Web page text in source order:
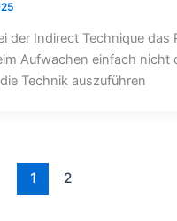
der Indirect Technique das
Aufwachen einfach nicht
Technik auszuführen
1 2